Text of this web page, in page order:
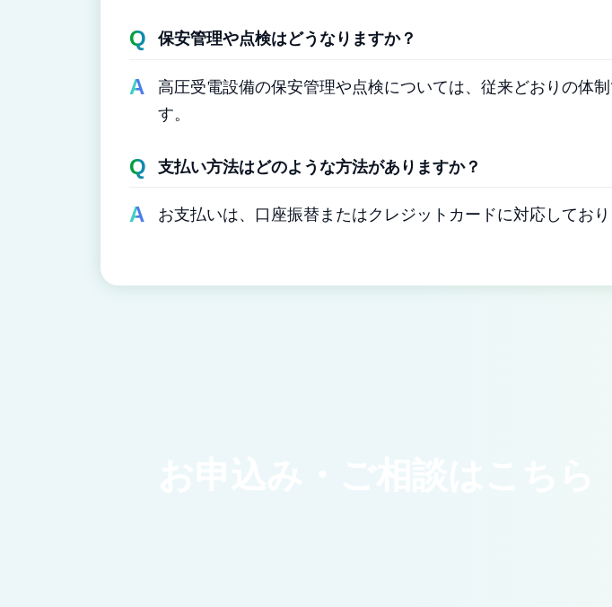
保安管理や点検はどうなりますか？
高圧受電設備の保安管理や点検については、従来どおりの体
す。
支払い方法はどのような方法がありますか？
お支払いは、口座振替またはクレジットカードに対応してお